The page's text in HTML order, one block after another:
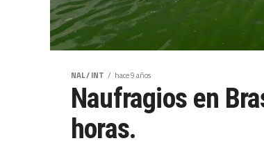
NAL / INT hace 9 años
Naufragios en
horas.
Al menos 39 personas
últimas 48 horas en los